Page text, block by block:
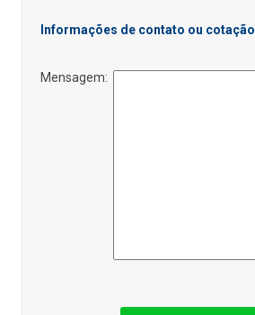
Informações de contato ou cotação
Mensagem: